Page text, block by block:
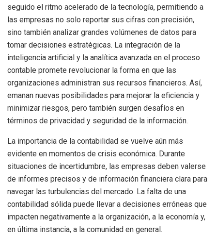
seguido el ritmo acelerado de la tecnología, permitiendo a
las empresas no solo reportar sus cifras con precisión,
sino también analizar grandes volúmenes de datos para
tomar decisiones estratégicas. La integración de la
inteligencia artificial y la analítica avanzada en el proceso
contable promete revolucionar la forma en que las
organizaciones administran sus recursos financieros. Así,
emanan nuevas posibilidades para mejorar la eficiencia y
minimizar riesgos, pero también surgen desafíos en
términos de privacidad y seguridad de la información.
La importancia de la contabilidad se vuelve aún más
evidente en momentos de crisis económica. Durante
situaciones de incertidumbre, las empresas deben valerse
de informes precisos y de información financiera clara para
navegar las turbulencias del mercado. La falta de una
contabilidad sólida puede llevar a decisiones erróneas que
impacten negativamente a la organización, a la economía y,
en última instancia, a la comunidad en general.